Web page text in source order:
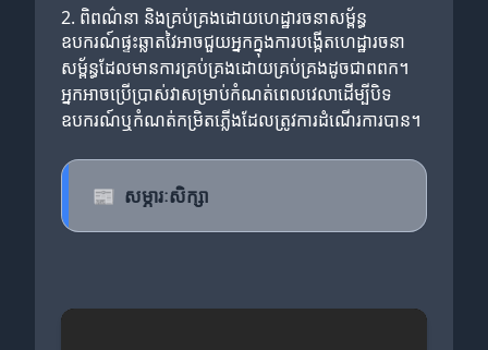
2. ពិពណ៌នា និងគ្រប់គ្រងដោយហេដ្ឋារចនាសម្ព័ន្ធ
ឧបករណ៍ផ្ទះឆ្លាតវៃអាចជួយអ្នកក្នុងការបង្កើតហេដ្ឋារចនា
សម្ព័ន្ធដែលមានការគ្រប់គ្រងដោយគ្រប់គ្រងដូចជាពពក។
អ្នកអាចប្រើប្រាស់វាសម្រាប់កំណត់ពេលវេលាដើម្បីបិទ
ឧបករណ៍ឬកំណត់កម្រិតភ្លើងដែលត្រូវការដំណើរការបាន។
📰 សម្ភារៈសិក្សា